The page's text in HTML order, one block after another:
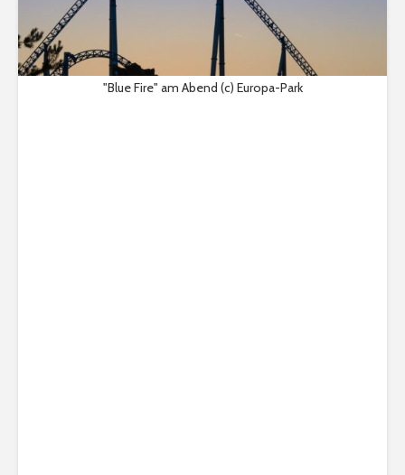
"Blue Fire" am Abend (c) Europa-Park